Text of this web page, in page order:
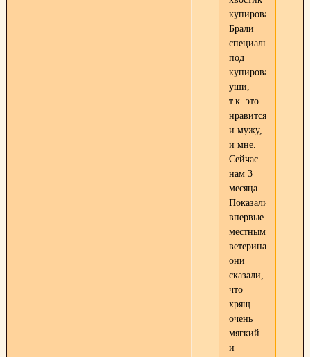
купирован.
Брали
специально
под
купированные
уши,
т.к. это
нравится
и мужу,
и мне.
Сейчас
нам 3
месяца.
Показали
впервые
местным
ветеринарам,
они
сказали,
что
хрящ
очень
мягкий
и